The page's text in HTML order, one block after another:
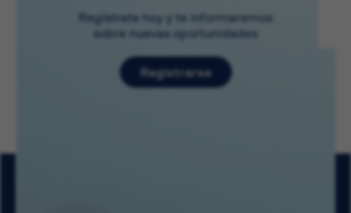
Regístrate hoy y te informaremos
sobre nuevas oportunidades
Registrarse